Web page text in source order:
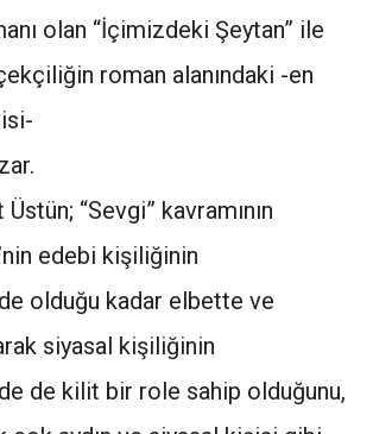
olan “İçimizdeki Şeytan” ile
roman alanındaki -en
“Sevgi” kavramının
edebi kişiliğinin
olduğu kadar elbette ve
siyasal kişiliğinin
de kilit bir role sahip olduğunu,